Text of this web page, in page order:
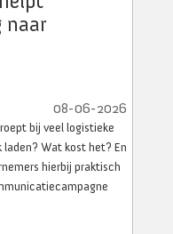
naar
08-06-2026
bij veel logistieke
laden? Wat kost het? En
hierbij praktisch